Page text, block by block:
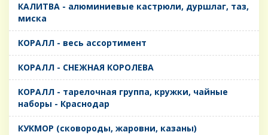
КАЛИТВА - алюминиевые кастрюли, дуршлаг, таз,
миска
КОРАЛЛ - весь ассортимент
КОРАЛЛ - СНЕЖНАЯ КОРОЛЕВА
КОРАЛЛ - тарелочная группа, кружки, чайные
наборы - Краснодар
КУКМОР (сковороды, жаровни, казаны)